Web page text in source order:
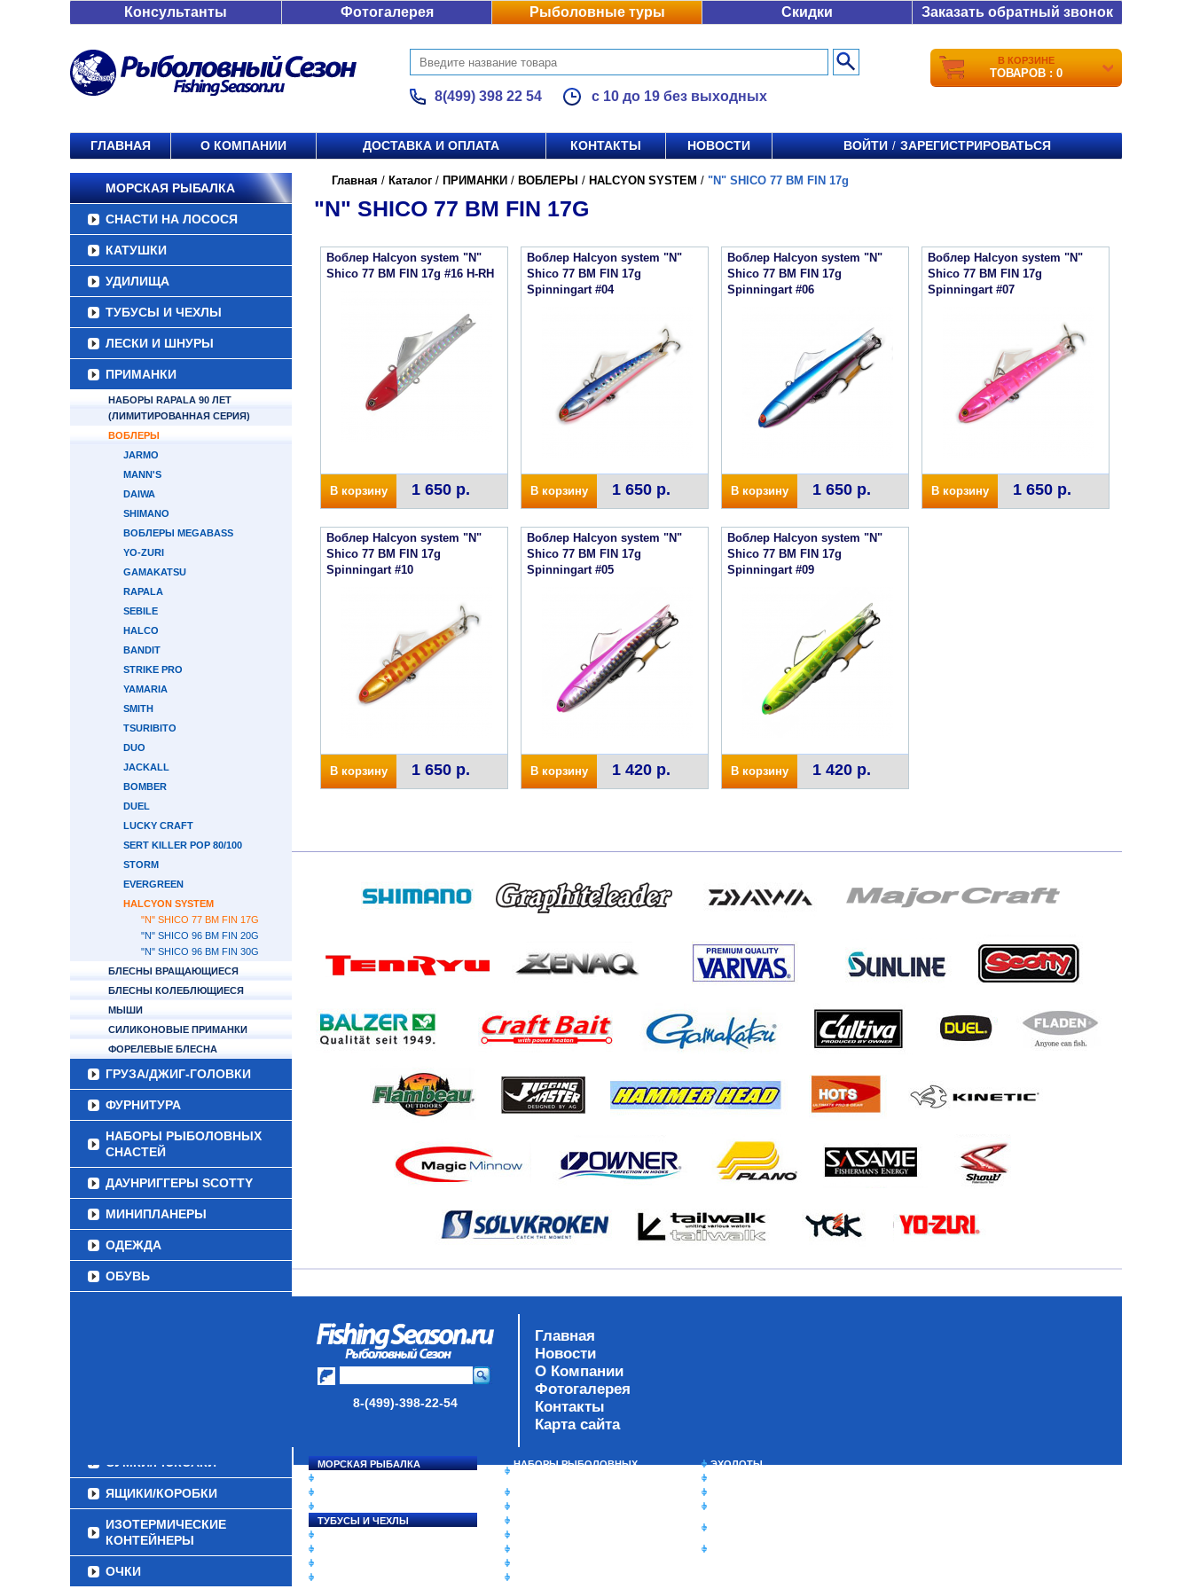
Консультанты Фотогалерея Рыболовные туры Скидки Заказать обратный звонок
8(499) 398 22 54 с 10 до 19 без выходных
В КОРЗИНЕ
ТОВАРОВ : 0
ГЛАВНАЯ О КОМПАНИИ ДОСТАВКА И ОПЛАТА КОНТАКТЫ НОВОСТИ ВОЙТИ / ЗАРЕГИСТРИРОВАТЬСЯ
МОРСКАЯ РЫБАЛКА
СНАСТИ НА ЛОСОСЯ
КАТУШКИ
УДИЛИЩА
ТУБУСЫ И ЧЕХЛЫ
ЛЕСКИ И ШНУРЫ
ПРИМАНКИ
НАБОРЫ RAPALA 90 ЛЕТ
(ЛИМИТИРОВАННАЯ СЕРИЯ)
ВОБЛЕРЫ
JARMO
MANN'S
DAIWA
SHIMANO
ВОБЛЕРЫ MEGABASS
YO-ZURI
GAMAKATSU
RAPALA
SEBILE
HALCO
BANDIT
STRIKE PRO
YAMARIA
SMITH
TSURIBITO
DUO
JACKALL
BOMBER
DUEL
LUCKY CRAFT
SERT KILLER POP 80/100
STORM
EVERGREEN
HALCYON SYSTEM
"N" SHICO 77 BM FIN 17G
"N" SHICO 96 BM FIN 20G
"N" SHICO 96 BM FIN 30G
БЛЕСНЫ ВРАЩАЮЩИЕСЯ
БЛЕСНЫ КОЛЕБЛЮЩИЕСЯ
МЫШИ
СИЛИКОНОВЫЕ ПРИМАНКИ
ФОРЕЛЕВЫЕ БЛЕСНА
ГРУЗА/ДЖИГ-ГОЛОВКИ
ФУРНИТУРА
НАБОРЫ РЫБОЛОВНЫХ
СНАСТЕЙ
ДАУНРИГГЕРЫ SCOTTY
МИНИПЛАНЕРЫ
ОДЕЖДА
ОБУВЬ
СУМКИ/РЮКЗАКИ
ЯЩИКИ/КОРОБКИ
ИЗОТЕРМИЧЕСКИЕ
КОНТЕЙНЕРЫ
ОЧКИ
Главная / Каталог / ПРИМАНКИ / ВОБЛЕРЫ / HALCYON SYSTEM / "N" SHICO 77 BM FIN 17g
"N" SHICO 77 BM FIN 17G
Воблер Halcyon system "N"
Shico 77 BM FIN 17g #16 H-RH
В корзину 1 650 р.
Воблер Halcyon system "N"
Shico 77 BM FIN 17g
Spinningart #04
В корзину 1 650 р.
Воблер Halcyon system "N"
Shico 77 BM FIN 17g
Spinningart #06
В корзину 1 650 р.
Воблер Halcyon system "N"
Shico 77 BM FIN 17g
Spinningart #07
В корзину 1 650 р.
Воблер Halcyon system "N"
Shico 77 BM FIN 17g
Spinningart #10
В корзину 1 650 р.
Воблер Halcyon system "N"
Shico 77 BM FIN 17g
Spinningart #05
В корзину 1 420 р.
Воблер Halcyon system "N"
Shico 77 BM FIN 17g
Spinningart #09
В корзину 1 420 р.
8-(499)-398-22-54
Главная
Новости
О Компании
Фотогалерея
Контакты
Карта сайта
МОРСКАЯ РЫБАЛКА
ТУБУСЫ И ЧЕХЛЫ
НАБОРЫ РЫБОЛОВНЫХ
ЭХОЛОТЫ